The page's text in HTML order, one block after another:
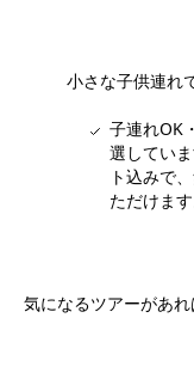
小さな子供連れ
子連れOK
選してい
ト込みで
ただけます
気になるツアーがあ